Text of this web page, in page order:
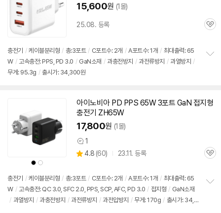
15,600원 (1몰)
25.08. 등록
관
충전기 / 케이블분리형 / 총:3포트 / C포트수: 2개 / A포트수: 1개 / 최대출력: 65
W / 고속충전: PPS, PD 3.0 / GaN소재 / 과충전방지 / 과전류방지 / 과열방지 /
무게: 95.3g / 출시가: 34,300원
기
상
품
색
상
상
품
색
상
아이노비아 PD PPS 65W3포트 GaN 접지형
충전기 ZH65W
17,800원 (1몰)
상
품
1
별
4.8 (상
리
뷰
60) 23.11. 등록
관
충전기 / 케이블분리형 / 총:3포트 / C포트수: 2개 / A포트수: 1개 / 최대출력: 65
W / 고속충전: QC 3.0, SFC 2.0, PPS, SCP, AFC, PD 3.0 / 접지형 / GaN소재
/ 과열방지 / 과충전방지 / 과전류방지 / 과전압방지 / 무게: 170g / 출시가: 34,3